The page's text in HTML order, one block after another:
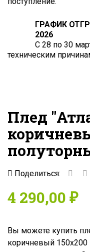
ГРАФИК
2026
С 28 по 30
техническим
Плед
Поделиться:
4 290,00 ₽
Вы можете купить
коричневый 150x200